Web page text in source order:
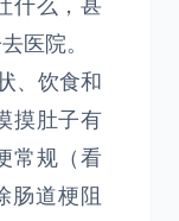
什么，甚
医院。
、饮食和
摸肚子有
常规（看
肠道梗阻